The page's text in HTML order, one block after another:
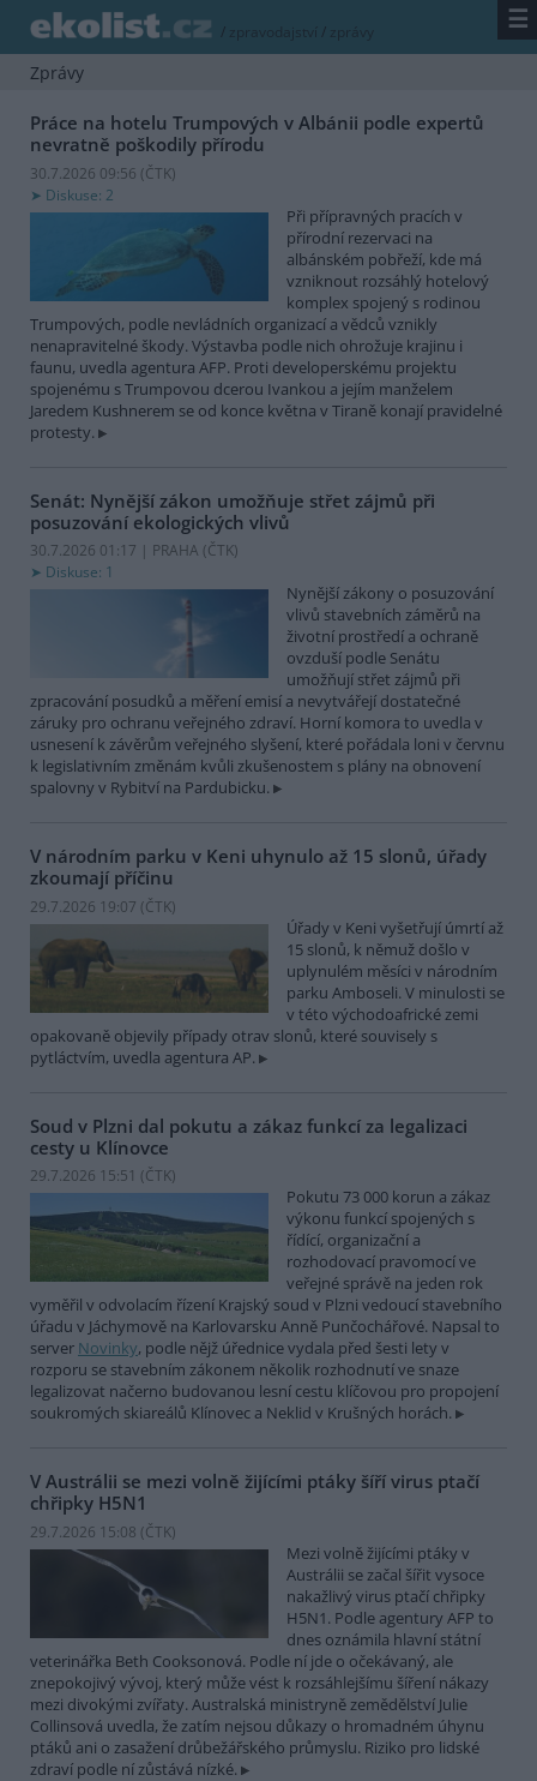
/ zpravodajství / zprávy ☰
Zprávy
Práce na hotelu Trumpových v Albánii podle expertů
nevratně poškodily přírodu
30.7.2026 09:56 (ČTK)
Diskuse: 2
Při přípravných pracích v
přírodní rezervaci na
albánském pobřeží, kde má
vzniknout rozsáhlý hotelový
komplex spojený s rodinou
Trumpových, podle nevládních organizací a vědců vznikly
nenapravitelné škody. Výstavba podle nich ohrožuje krajinu i
faunu, uvedla agentura AFP. Proti developerskému projektu
spojenému s Trumpovou dcerou Ivankou a jejím manželem
Jaredem Kushnerem se od konce května v Tiraně konají pravidelné
protesty.
Senát: Nynější zákon umožňuje střet zájmů při
posuzování ekologických vlivů
30.7.2026 01:17 | PRAHA (ČTK)
Diskuse: 1
Nynější zákony o posuzování
vlivů stavebních záměrů na
životní prostředí a ochraně
ovzduší podle Senátu
umožňují střet zájmů při
zpracování posudků a měření emisí a nevytvářejí dostatečné
záruky pro ochranu veřejného zdraví. Horní komora to uvedla v
usnesení k závěrům veřejného slyšení, které pořádala loni v červnu
k legislativním změnám kvůli zkušenostem s plány na obnovení
spalovny v Rybitví na Pardubicku.
V národním parku v Keni uhynulo až 15 slonů, úřady
zkoumají příčinu
29.7.2026 19:07 (ČTK)
Úřady v Keni vyšetřují úmrtí až
15 slonů, k němuž došlo v
uplynulém měsíci v národním
parku Amboseli. V minulosti se
v této východoafrické zemi
opakovaně objevily případy otrav slonů, které souvisely s
pytláctvím, uvedla agentura AP.
Soud v Plzni dal pokutu a zákaz funkcí za legalizaci
cesty u Klínovce
29.7.2026 15:51 (ČTK)
Pokutu 73 000 korun a zákaz
výkonu funkcí spojených s
řídící, organizační a
rozhodovací pravomocí ve
veřejné správě na jeden rok
vyměřil v odvolacím řízení Krajský soud v Plzni vedoucí stavebního
úřadu v Jáchymově na Karlovarsku Anně Punčochářové. Napsal to
server Novinky, podle nějž úřednice vydala před šesti lety v
rozporu se stavebním zákonem několik rozhodnutí ve snaze
legalizovat načerno budovanou lesní cestu klíčovou pro propojení
soukromých skiareálů Klínovec a Neklid v Krušných horách.
V Austrálii se mezi volně žijícími ptáky šíří virus ptačí
chřipky H5N1
29.7.2026 15:08 (ČTK)
Mezi volně žijícími ptáky v
Austrálii se začal šířit vysoce
nakažlivý virus ptačí chřipky
H5N1. Podle agentury AFP to
dnes oznámila hlavní státní
veterinářka Beth Cooksonová. Podle ní jde o očekávaný, ale
znepokojivý vývoj, který může vést k rozsáhlejšímu šíření nákazy
mezi divokými zvířaty. Australská ministryně zemědělství Julie
Collinsová uvedla, že zatím nejsou důkazy o hromadném úhynu
ptáků ani o zasažení drůbežářského průmyslu. Riziko pro lidské
zdraví podle ní zůstává nízké.